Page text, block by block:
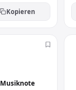
Kopieren
Musiknote